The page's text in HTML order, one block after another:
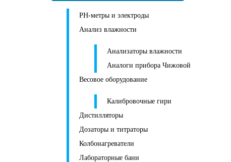
PH-метры и электроды
Анализ влажности
Анализаторы влажности
Аналоги прибора Чижовой
Весовое оборудование
Калибровочные гири
Дистилляторы
Дозаторы и титраторы
Колбонагреватели
Лабораторные бани